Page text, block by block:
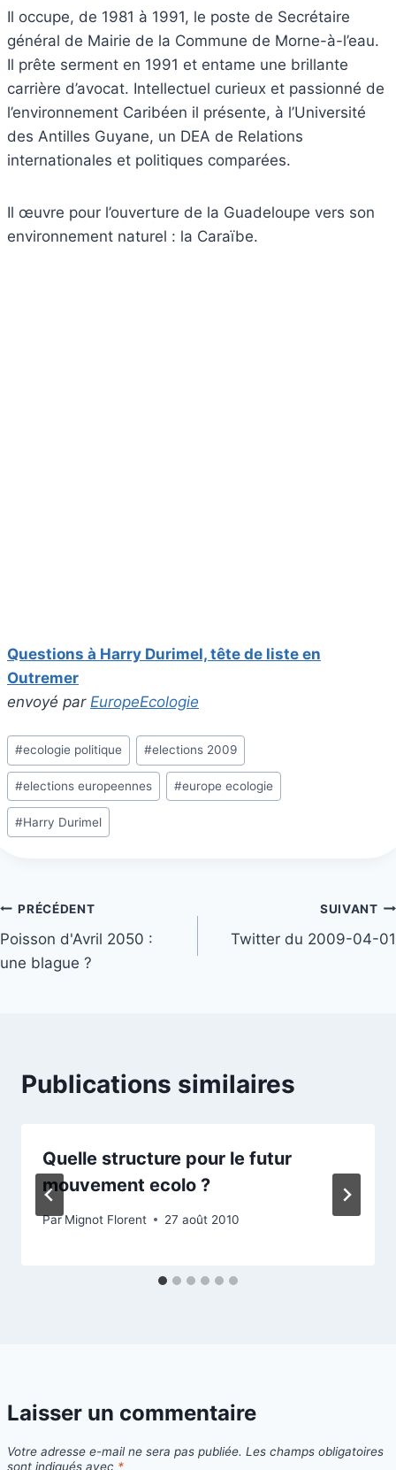
Il occupe, de 1981 à 1991, le poste de Secrétaire
général de Mairie de la Commune de Morne-à-l’eau.
Il prête serment en 1991 et entame une brillante
carrière d’avocat. Intellectuel curieux et passionné de
l’environnement Caribéen il présente, à l’Université
des Antilles Guyane, un DEA de Relations
internationales et politiques comparées.
Il œuvre pour l’ouverture de la Guadeloupe vers son
environnement naturel : la Caraïbe.
Questions à Harry Durimel, tête de liste en
Outremer
envoyé par EuropeEcologie
Étiquettes
de
la
publication :
#ecologie politique #elections 2009
#elections europeennes #europe ecologie
#Harry Durimel
Navigation
de
PRÉCÉDENT
Poisson d'Avril 2050 :
une blague ?
SUIVANT
Twitter du 2009-04-01
Publications similaires
Quelle structure pour le futur
mouvement ecolo ?
Par Mignot Florent 27 août 2010
Laisser un commentaire
Votre adresse e-mail ne sera pas publiée. Les champs obligatoires
sont indiqués avec *